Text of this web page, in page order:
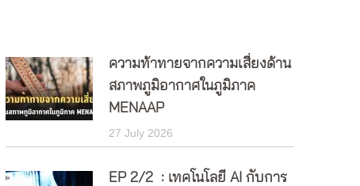
ความท้าทายจากความเสี่ยงด้าน
สภาพภูมิอากาศในภูมิภาค
MENAAP
27 July 2026
EP 2/2 : เทคโนโลยี AI กับการ